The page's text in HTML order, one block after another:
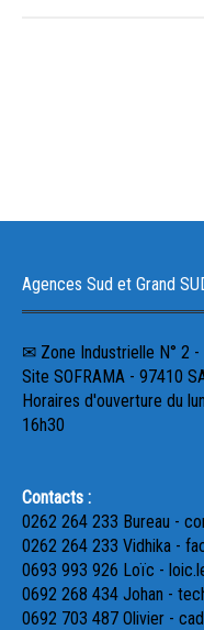
Agences Sud et Grand
✉ Zone Industrielle N° 2 -
Site SOFRAMA - 97410
Horaires d'ouverture du
16h30
Contacts :
0262 264 233 Bureau -
0262 264 233 Vidhika -
0693 993 926 Loïc -
0692 268 434 Johan -
0692 703 487 Olivier -